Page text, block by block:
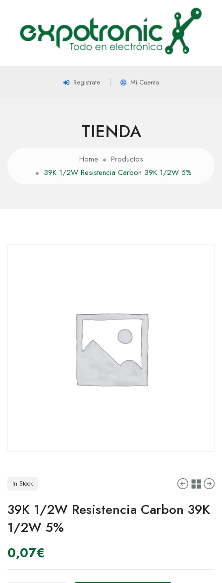
Registrate Mi Cuenta
TIENDA
Home
Productos
39K 1/2W Resistencia Carbon 39K 1/2W 5%
In Stock
39K 1/2W Resistencia Carbon 39K
1/2W 5%
0,07€